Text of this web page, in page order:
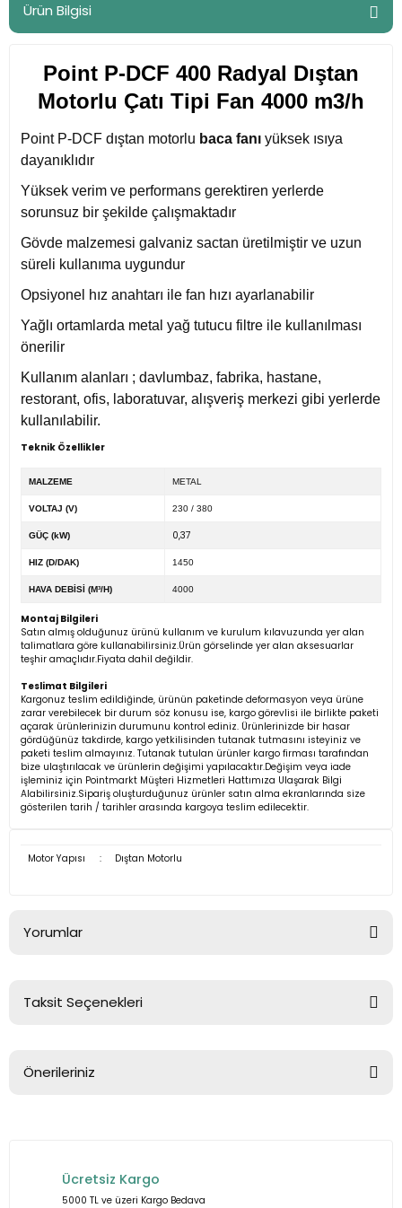
Ürün Bilgisi
Point P-DCF 400 Radyal Dıştan
Motorlu Çatı Tipi Fan 4000 m3/h
Point P-DCF dıştan motorlu baca fanı yüksek ısıya
dayanıklıdır
Yüksek verim ve performans gerektiren yerlerde
sorunsuz bir şekilde çalışmaktadır
Gövde malzemesi galvaniz sactan üretilmiştir ve uzun
süreli kullanıma uygundur
Opsiyonel hız anahtarı ile fan hızı ayarlanabilir
Yağlı ortamlarda metal yağ tutucu filtre ile kullanılması
önerilir
Kullanım alanları ; davlumbaz, fabrika, hastane,
restorant, ofis, laboratuvar, alışveriş merkezi gibi yerlerde
kullanılabilir.
Teknik Özellikler
MALZEME METAL
VOLTAJ (V) 230 / 380
GÜÇ (kW) 0,37
HIZ (D/DAK) 1450
HAVA DEBİSİ (M³/H) 4000
Montaj Bilgileri
Satın almış olduğunuz ürünü kullanım ve kurulum kılavuzunda yer alan
talimatlara göre kullanabilirsiniz.Ürün görselinde yer alan aksesuarlar
teşhir amaçlıdır.Fiyata dahil değildir.
Teslimat Bilgileri
Kargonuz teslim edildiğinde, ürünün paketinde deformasyon veya ürüne
zarar verebilecek bir durum söz konusu ise, kargo görevlisi ile birlikte paketi
açarak ürünlerinizin durumunu kontrol ediniz. Ürünlerinizde bir hasar
gördüğünüz takdirde, kargo yetkilisinden tutanak tutmasını isteyiniz ve
paketi teslim almayınız. Tutanak tutulan ürünler kargo firması tarafından
bize ulaştırılacak ve ürünlerin değişimi yapılacaktır.Değişim veya iade
işleminiz için Pointmarkt Müşteri Hizmetleri Hattımıza Ulaşarak Bilgi
Alabilirsiniz.Sipariş oluşturduğunuz ürünler satın alma ekranlarında size
gösterilen tarih / tarihler arasında kargoya teslim edilecektir.
Motor Yapısı : Dıştan Motorlu
Yorumlar
Taksit Seçenekleri
Önerileriniz
Görüş ve önerileriniz için teşekkür ederiz.
Ücretsiz Kargo
5000 TL ve üzeri Kargo Bedava